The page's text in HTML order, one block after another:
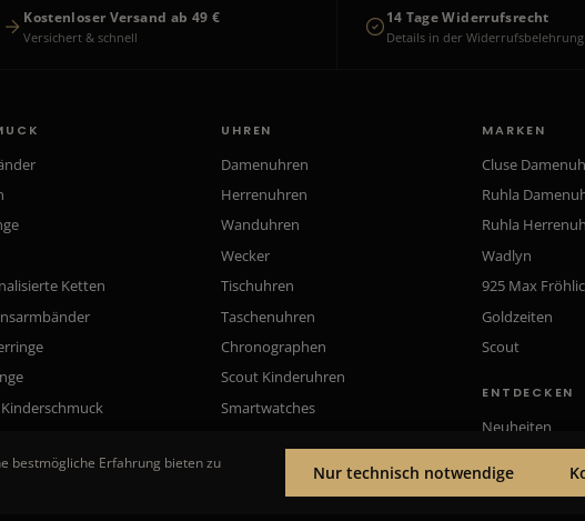
Kostenloser Versand ab 49 €
Versichert & schnell
14 Tage Widerrufsrecht
Details in der Widerrufsbelehrung
Ketten
UHREN
Damenuhren
Herrenuhren
Wanduhren
Wecker
Tischuhren
Taschenuhren
Chronographen
Scout Kinderuhren
Smartwatches
MARKEN
Cluse
Ruhla
Ruhla
Wadlyn
925 Max
Goldzeiten
Scout
ENTDECKEN
Neuheiten
bestmögliche Erfahrung bieten zu
Nur technisch notwendige